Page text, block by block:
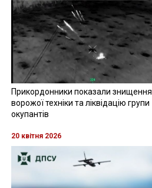
Прикордонники показали знищення
ворожої техніки та ліквідацію групи
окупантів
20 квітня 2026